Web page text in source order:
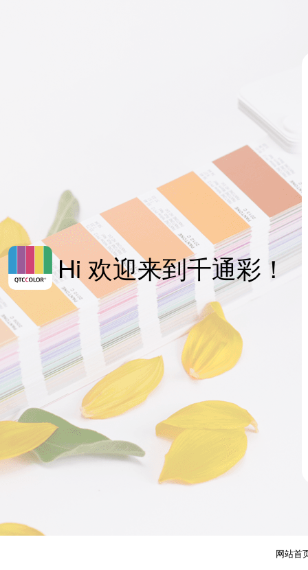
Hi 欢迎来到千通彩！
网站首